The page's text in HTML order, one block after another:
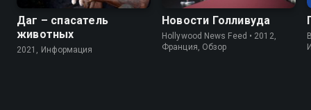
Даг – спасатель
животных
2021, Информация
Новости Голливуда
Hollywood News Feed • 2012,
Франция, Обзор